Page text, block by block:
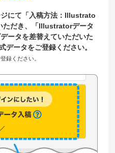
ジにて「入稿方法：Illustrato
ただき、「Illustratorデータ
ータを差替えていただいた
ータをご登録ください。
録ください。